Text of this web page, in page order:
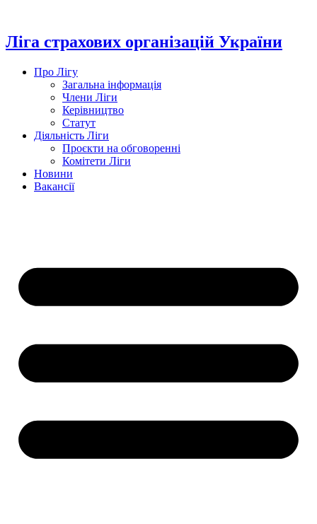
вмісту
Ліга страхових організацій України
Про Лігу
Загальна інформація
Члени Ліги
Керівництво
Статут
Діяльність Ліги
Проєкти на обговоренні
Комітети Ліги
Новини
Вакансії